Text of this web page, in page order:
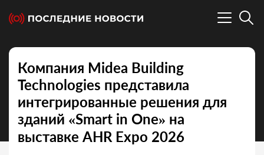
Компания Midea Building
Technologies представила
интегрированные решения для
зданий «Smart in One» на
выставке AHR Expo 2026